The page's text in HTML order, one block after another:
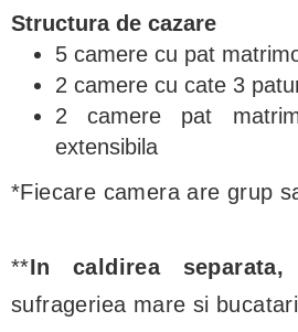
Structura de cazare
5 camere cu pat
2 camere cu cate 3
2 camere pat
extensibila
*Fiecare camera are grup
**In caldirea separata,
sufrageriea mare si